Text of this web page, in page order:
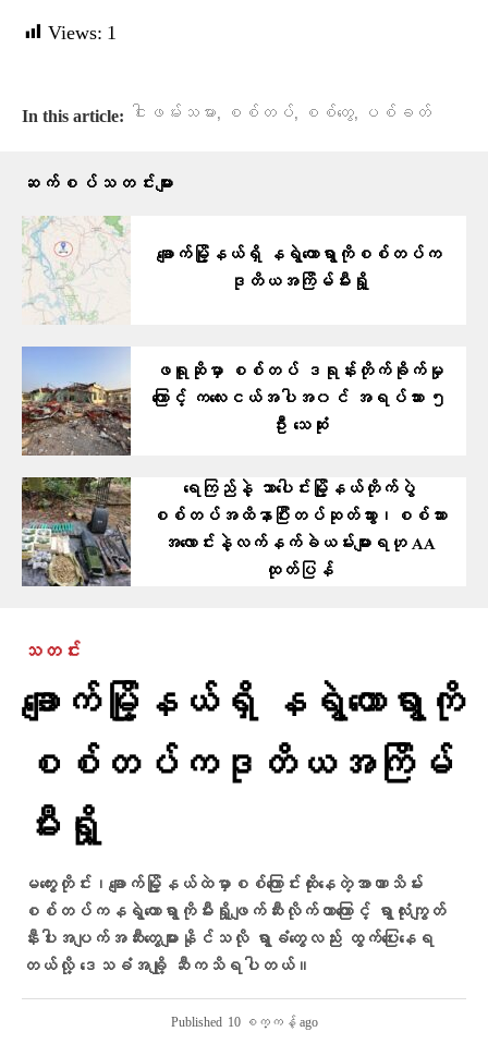
Views: 1
In this article: ငါးဖမ်းသမား, စစ်တပ်, စစ်တွေ, ပစ်ခတ်
ဆက်စပ်သတင်းများ
ချောက်မြို့နယ်ရှိ နရွဲတောရွာကိုစစ်တပ်က
ဒုတိယအကြိမ်မီးရှို့
ဖရူဆိုမှာ စစ်တပ် ဒရုန်းတိုက်ခိုက်မှု
ကြောင့် ကလေးငယ်အပါအ၀င် အရပ်သား ၅
ဦး သေဆုံး
ရေကြည်နဲ့ သာပေါင်းမြို့နယ်တိုက်ပွဲ
စစ်တပ်အထိနာပြီးတပ်ဆုတ်သွား၊စစ်သား
အလောင်းနဲ့လက်နက်ခဲယမ်းများရဟု AA
ထုတ်ပြန်
သတင်း
ချောက်မြို့နယ်ရှိ နရွဲတောရွာကို
စစ်တပ်ကဒုတိယအကြိမ်
မီးရှို့
မကွေးတိုင်း၊ချောက်မြို့နယ်ထဲမှာစစ်ကြောင်းထိုးနေတဲ့အာဏာသိမ်း
စစ်တပ်ကနရွဲတောရွာကိုမီးရှို့ဖျက်ဆီးလိုက်တာကြောင့် ရွာလုံးကျွတ်
နီးပါးအပျက်အဆီးတွေများနိုင်သလို ရွာခံတွေလည်း ထွက်ပြေးနေရ
တယ်လို့ ဒေသခံအချို့ ဆီကသိရပါတယ်။
Published 10 စက္ကန့် ago